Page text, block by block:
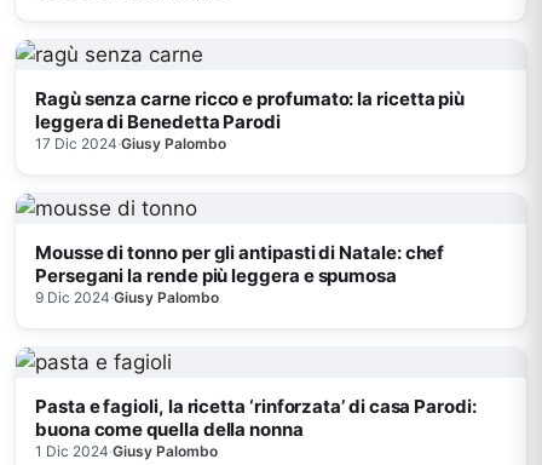
Ragù senza carne ricco e profumato: la ricetta più
leggera di Benedetta Parodi
17 Dic 2024·Giusy Palombo
Mousse di tonno per gli antipasti di Natale: chef
Persegani la rende più leggera e spumosa
9 Dic 2024·Giusy Palombo
Pasta e fagioli, la ricetta ‘rinforzata’ di casa Parodi:
buona come quella della nonna
1 Dic 2024·Giusy Palombo